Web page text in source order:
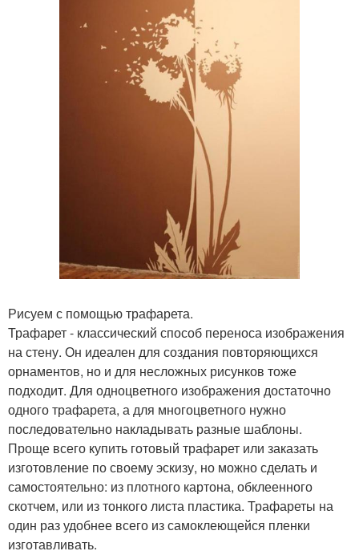
Рисуем с помощью трафарета.
Трафарет - классический способ переноса изображения
на стену. Он идеален для создания повторяющихся
орнаментов, но и для несложных рисунков тоже
подходит. Для одноцветного изображения достаточно
одного трафарета, а для многоцветного нужно
последовательно накладывать разные шаблоны.
Проще всего купить готовый трафарет или заказать
изготовление по своему эскизу, но можно сделать и
самостоятельно: из плотного картона, обклеенного
скотчем, или из тонкого листа пластика. Трафареты на
один раз удобнее всего из самоклеющейся пленки
изготавливать.